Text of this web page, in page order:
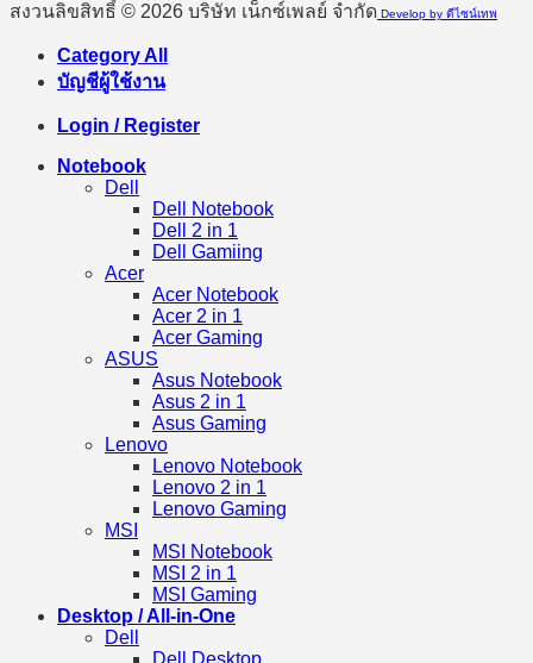
สงวนลิขสิทธิ์ © 2026 บริษัท เน็กซ์เพลย์ จำกัด Develop by ดีไซน์เทพ
Category All
บัญชีผู้ใช้งาน
Login / Register
Notebook
Dell
Dell Notebook
Dell 2 in 1
Dell Gamiing
Acer
Acer Notebook
Acer 2 in 1
Acer Gaming
ASUS
Asus Notebook
Asus 2 in 1
Asus Gaming
Lenovo
Lenovo Notebook
Lenovo 2 in 1
Lenovo Gaming
MSI
MSI Notebook
MSI 2 in 1
MSI Gaming
Desktop / All-in-One
Dell